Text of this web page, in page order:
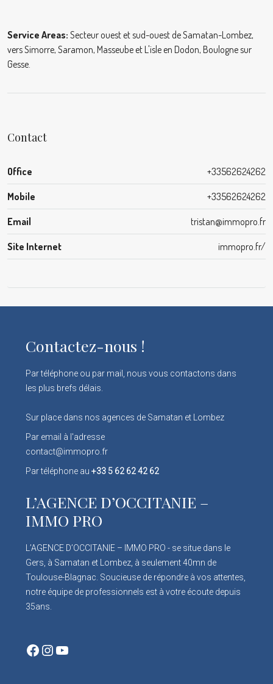
Service Areas: Secteur ouest et sud-ouest de Samatan-Lombez,
vers Simorre, Saramon, Masseube et L'isle en Dodon, Boulogne sur
Gesse.
Contact
Office +33562624262
Mobile +33562624262
Email tristan@immopro.fr
Site Internet immopro.fr/
Contactez-nous !
Par téléphone ou par mail, nous vous contactons dans
les plus brefs délais.
Sur place dans nos agences de Samatan et Lombez
Par email à l'adresse
contact@immopro.fr
Par téléphone au +33 5 62 62 42 62
L’AGENCE D’OCCITANIE –
IMMO PRO
L’AGENCE D’OCCITANIE – IMMO PRO - se situe dans le
Gers, à Samatan et Lombez, à seulement 40mn de
Toulouse-Blagnac. Soucieuse de répondre à vos attentes,
notre équipe de professionnels est à votre écoute depuis
35ans.
Facebook
Instagram
YouTube